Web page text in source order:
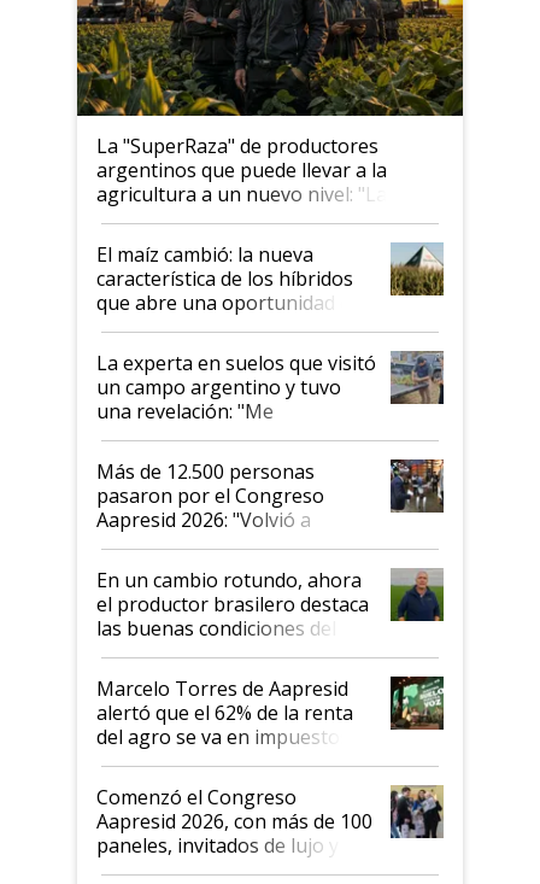
La "SuperRaza" de productores
argentinos que puede llevar a la
agricultura a un nuevo nivel: "Las
posibilidades de crecimiento son
infinitas"
El maíz cambió: la nueva
característica de los híbridos
que abre una oportunidad en
el lote
La experta en suelos que visitó
un campo argentino y tuvo
una revelación: "Me
impresionó mucho"
Más de 12.500 personas
pasaron por el Congreso
Aapresid 2026: "Volvió a
demostrar que hablar del
suelo es hablar de todo el
sistema productivo"
En un cambio rotundo, ahora
el productor brasilero destaca
las buenas condiciones del
agro argentino para invertir:
"Los veo más motivados"
Marcelo Torres de Aapresid
alertó que el 62% de la renta
del agro se va en impuestos:
"No es bueno que en
Argentina se sigan discutiendo
las mismas cosas de hace 50
años"
Comenzó el Congreso
Aapresid 2026, con más de 100
paneles, invitados de lujo y
todas las tendencias